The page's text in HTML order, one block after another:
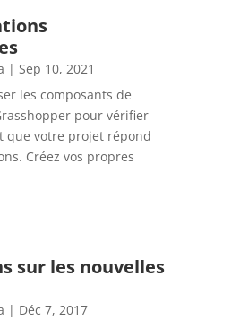
|Sep 10, 2021
les composants de
pour vérifier
que votre projet répond
Créez vos propres
sur les nouvelles
| Déc 7, 2017